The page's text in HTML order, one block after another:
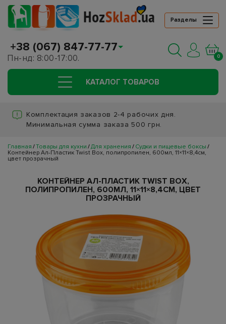
Разделы
+38 (067) 847-77-77
Пн-нд: 8:00-17:00. 0
КАТАЛОГ ТОВАРОВ
Комплектация заказов 2-4 рабочих дня.
Минимальная сумма заказа 500 грн.
Главная Товары для кухни Для хранения
Судки и пищевые боксы
Контейнер Ал-Пластик Twist Box, полипропилен, 600мл, 11×11×8,4см,
цвет прозрачный
КОНТЕЙНЕР АЛ-ПЛАСТИК TWIST BOX,
ПОЛИПРОПИЛЕН, 600МЛ, 11×11×8,4СМ, ЦВЕТ
ПРОЗРАЧНЫЙ